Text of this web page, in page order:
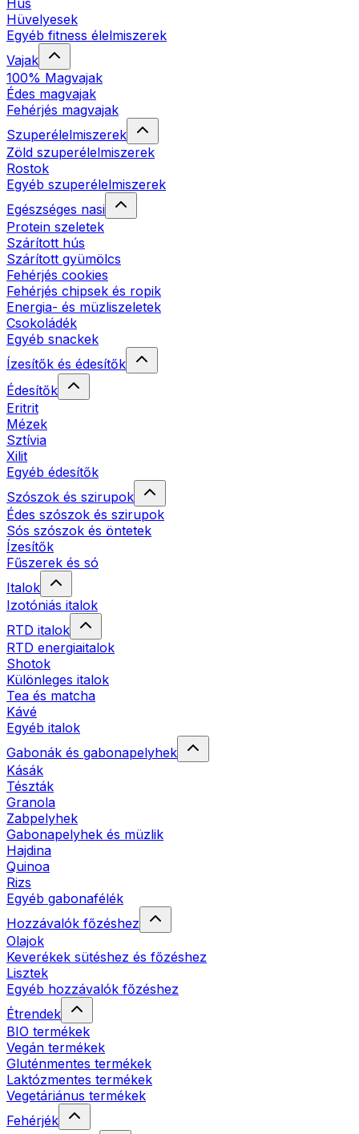
Hús
Hüvelyesek
Egyéb fitness élelmiszerek
Vajak
100% Magvajak
Édes magvajak
Fehérjés magvajak
Szuperélelmiszerek
Zöld szuperélelmiszerek
Rostok
Egyéb szuperélelmiszerek
Egészséges nasi
Protein szeletek
Szárított hús
Szárított gyümölcs
Fehérjés cookies
Fehérjés chipsek és ropik
Energia- és müzliszeletek
Csokoládék
Egyéb snackek
Ízesítők és édesítők
Édesítők
Eritrit
Mézek
Sztívia
Xilit
Egyéb édesítők
Szószok és szirupok
Édes szószok és szirupok
Sós szószok és öntetek
Ízesítők
Fűszerek és só
Italok
Izotóniás italok
RTD italok
RTD energiaitalok
Shotok
Különleges italok
Tea és matcha
Kávé
Egyéb italok
Gabonák és gabonapelyhek
Kásák
Tészták
Granola
Zabpelyhek
Gabonapelyhek és müzlik
Hajdina
Quinoa
Rizs
Egyéb gabonafélék
Hozzávalók főzéshez
Olajok
Keverékek sütéshez és főzéshez
Lisztek
Egyéb hozzávalók főzéshez
Étrendek
BIO termékek
Vegán termékek
Gluténmentes termékek
Laktózmentes termékek
Vegetáriánus termékek
Fehérjék